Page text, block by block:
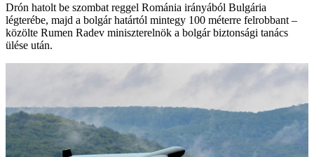
Drón hatolt be szombat reggel Románia irányából Bulgária
légterébe, majd a bolgár határtól mintegy 100 méterre felrobbant –
közölte Rumen Radev miniszterelnök a bolgár biztonsági tanács
ülése után.